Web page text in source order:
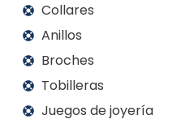
Collares
Anillos
Broches
Tobilleras
Juegos de joyería